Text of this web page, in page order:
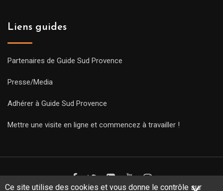
Ce site utilise des cookies et vous donne le contrôle sur
Liens guides
Partenaires de Guide Sud Provence
Presse/Media
Adhérer à Guide Sud Provence
Mettre une visite en ligne et commencez à travailler !